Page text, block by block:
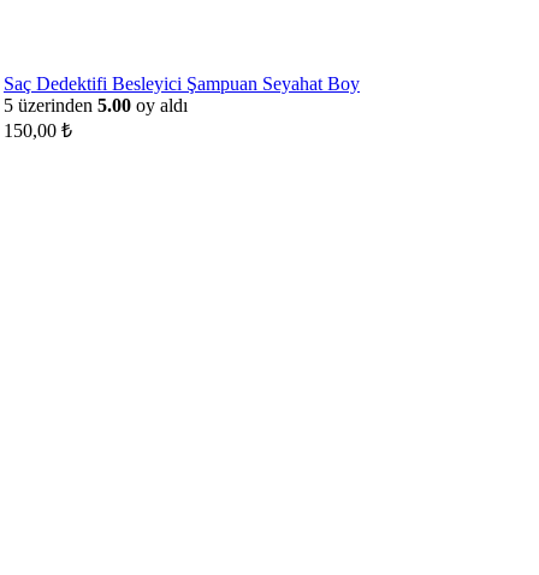
Saç Dedektifi Besleyici Şampuan Seyahat Boy
5 üzerinden 5.00 oy aldı
150,00 ₺